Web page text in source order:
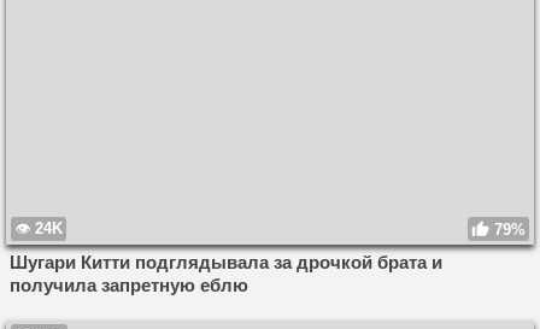
24K 79%
Шугари Китти подглядывала за дрочкой брата и
получила запретную еблю